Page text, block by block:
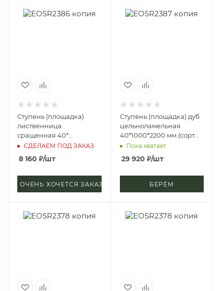
Ступень (площадка)
лиственница
сращенная 40*
400*3000 мм (сорт А)
СДЕЛАЕМ ПОД ЗАКАЗ
8 160 ₽/шт
ОЧЕНЬ ХОЧЕТСЯ ЗАКАЗАТЬ
Ступень (площадка) дуб
цельноламельная
40*1000*2200 мм (сорт
Экстра)
Пока хватает
29 920 ₽/шт
БЕРЁМ